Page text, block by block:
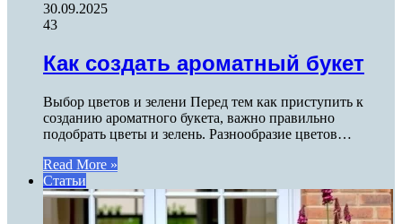
30.09.2025
43
Как создать ароматный букет
Выбор цветов и зелени Перед тем как приступить к
созданию ароматного букета, важно правильно
подобрать цветы и зелень. Разнообразие цветов…
Read More »
Статьи